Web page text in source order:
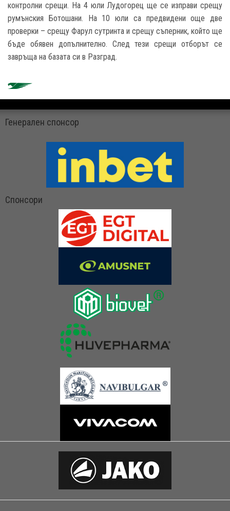
контролни срещи. На 4 юли Лудогорец ще се изправи срещу
румънския Ботошани. На 10 юли са предвидени още две
проверки – срещу Фарул сутринта и срещу съперник, който ще
бъде обявен допълнително. След тези срещи отборът се
завръща на базата си в Разград.
Генерален спонсор
Спонсори